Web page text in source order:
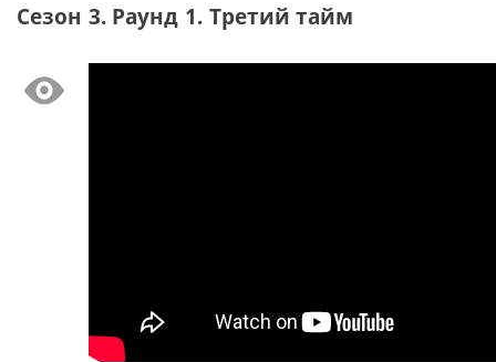
Сезон 3. Раунд 1. Третий тайм